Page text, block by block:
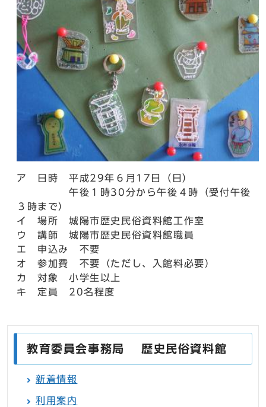
ア 日時 平成29年６月17日（日）
午後１時30分から午後４時（受付午後
３時まで）
イ 場所 城陽市歴史民俗資料館工作室
ウ 講師 城陽市歴史民俗資料館職員
エ 申込み 不要
オ 参加費 不要（ただし、入館料必要）
カ 対象 小学生以上
キ 定員 20名程度
教育委員会事務局 歴史民俗資料館
新着情報
利用案内